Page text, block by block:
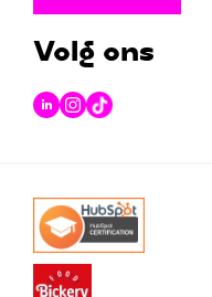
Volg ons